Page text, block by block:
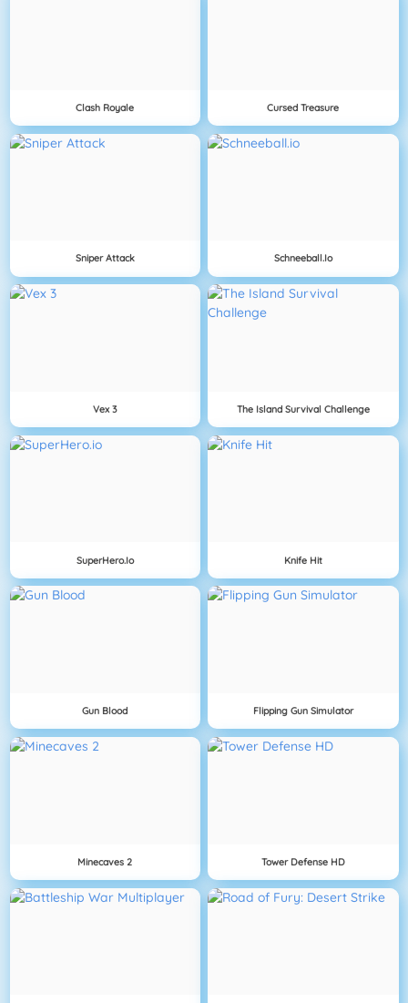
Clash Royale Cursed Treasure
Sniper Attack Schneeball.io
Vex 3 The Island Survival Challenge
SuperHero.io Knife Hit
Gun Blood Flipping Gun Simulator
Minecaves 2 Tower Defense HD